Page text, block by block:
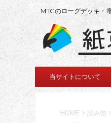
MTGのローグデッキ・
当サイトについて
HOME > 読み物